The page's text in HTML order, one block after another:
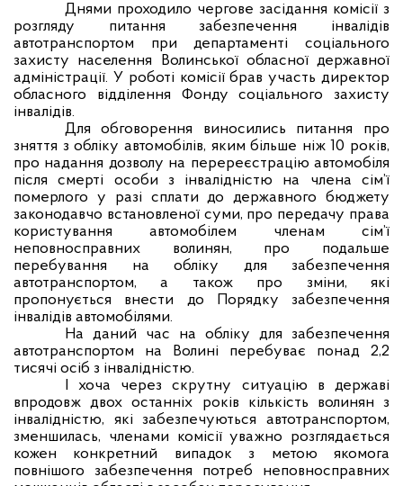
Днями проходило чергове засідання комісії з
розгляду питання забезпечення інвалідів
автотранспортом при департаменті соціального
захисту населення Волинської обласної державної
адміністрації. У роботі комісії брав участь директор
обласного відділення Фонду соціального захисту
інвалідів.
Для обговорення виносились питання про
зняття з обліку автомобілів, яким більше ніж 10 років,
про надання дозволу на перереєстрацію автомобіля
після смерті особи з інвалідністю на члена сім’ї
померлого у разі сплати до державного бюджету
законодавчо встановленої суми, про передачу права
користування автомобілем членам сім’ї
неповносправних волинян, про подальше
перебування на обліку для забезпечення
автотранспортом, а також про зміни, які
пропонується внести до Порядку забезпечення
інвалідів автомобілями.
На даний час на обліку для забезпечення
автотранспортом на Волині перебуває понад 2,2
тисячі осіб з інвалідністю.
І хоча через скрутну ситуацію в державі
впродовж двох останніх років кількість волинян з
інвалідністю, які забезпечуються автотранспортом,
зменшилась, членами комісії уважно розглядається
кожен конкретний випадок з метою якомога
повнішого забезпечення потреб неповносправних